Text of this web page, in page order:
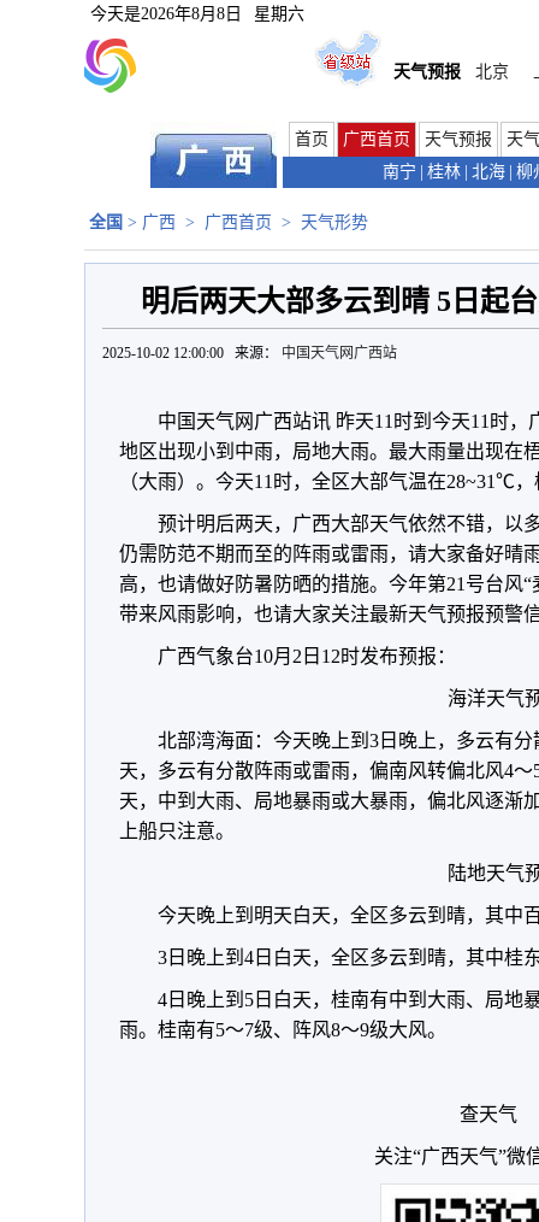
今天是2026年8月8日 星期六
天气预报 北京
首页 广西首页 天气预报
天
南宁
桂林 北海 柳
全国 > 广西 > 广西首页 > 天气形势
明后两天大部多云到晴 5日起
2025-10-02 12:00:00 来源： 中国天气网广西站
中国天气网广西站讯 昨天11时到今天11时
地区出现小到中雨，局地大雨。最大雨量出现在
（大雨）。今天11时，全区大部气温在28~31℃
预计明后两天，广西大部天气依然不错，以
仍需防范不期而至的阵雨或雷雨，请大家备好晴
高，也请做好防暑防晒的措施。今年第21号台风
带来风雨影响，也请大家关注最新天气预报预警
广西气象台10月2日12时发布预报：
海洋天气
北部湾海面：今天晚上到3日晚上，多云有
天，多云有分散阵雨或雷雨，偏南风转偏北风4
天，中到大雨、局地暴雨或大暴雨，偏北风逐渐
上船只注意。
陆地天气
今天晚上到明天白天，全区多云到晴，其中
3日晚上到4日白天，全区多云到晴，其中桂
4日晚上到5日白天，桂南有中到大雨、局地
雨。桂南有5～7级、阵风8～9级大风。
查天气
关注“广西天气”微